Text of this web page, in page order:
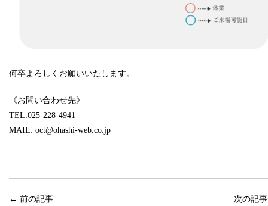
何卒よろしくお願いいたします。
《お問い合わせ先》
TEL:025-228-4941
MAIL: oct@ohashi-web.co.jp
← 前の記事 次の記